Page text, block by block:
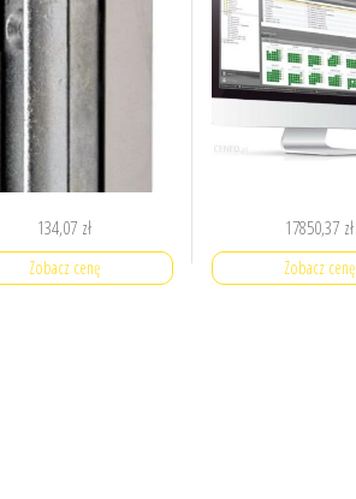
134,07 zł
Zobacz cenę
17850,37 zł
Zobacz cenę